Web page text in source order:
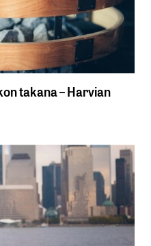
takana – Harvian